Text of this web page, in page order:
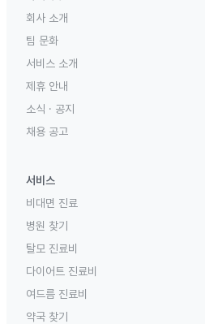
회사 소개
팀 문화
서비스 소개
제휴 안내
소식 · 공지
채용 공고
서비스
비대면 진료
병원 찾기
탈모 진료비
다이어트 진료비
여드름 진료비
약국 찾기